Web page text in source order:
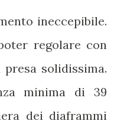
ineccepibile.
regolare con
solidissima.
minima di 39
dei diaframmi